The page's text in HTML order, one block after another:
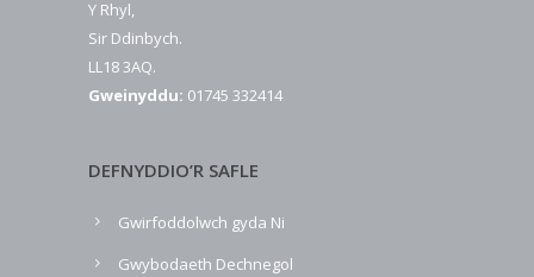
Y Rhyl,
Sir Ddinbych.
LL18 3AQ.
Gweinyddu: 01745 332414
DEFNYDDIO’R SAFLE
Gwirfoddolwch gyda Ni
Gwybodaeth Dechnegol